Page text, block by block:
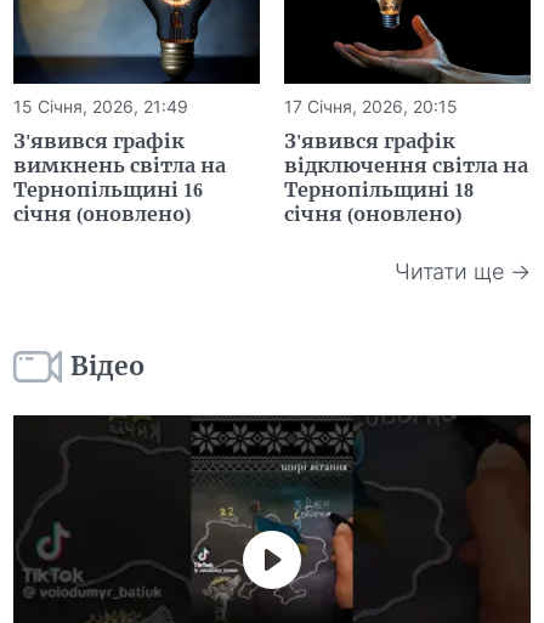
15 Січня, 2026, 21:49
З'явився графік
вимкнень світла на
Тернопільщині 16
січня (оновлено)
17 Січня, 2026, 20:15
З'явився графік
відключення світла на
Тернопільщині 18
січня (оновлено)
Читати ще →
Відео